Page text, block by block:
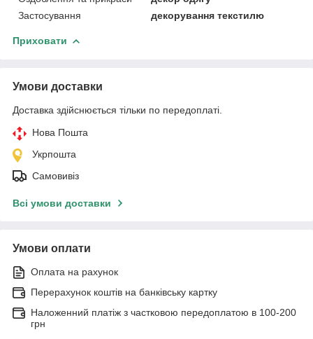
Застосування
декорування текстилю
Приховати
Умови доставки
Доставка здійснюється тільки по передоплаті.
Нова Пошта
Укрпошта
Самовивіз
Всі умови доставки
Умови оплати
Оплата на рахунок
Перерахунок коштів на банківську картку
Наложенний платіж з частковою передоплатою в 100-200
грн